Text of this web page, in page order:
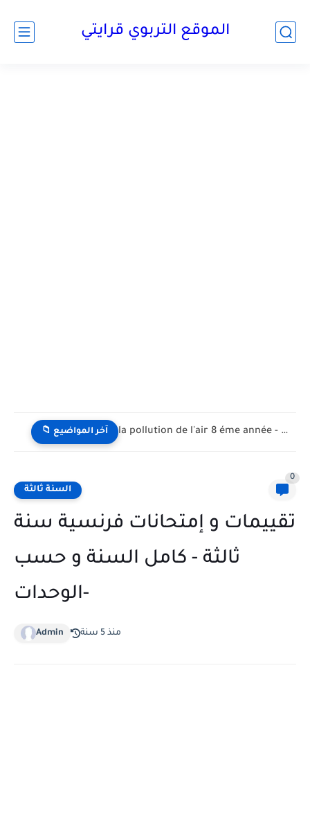
الموقع التربوي قرايتي
📁 آخر المواضيع la pollution de l'air 8 éme année - تلوث الهواء...
السنة ثالثة
0
تقييمات و إمتحانات فرنسية سنة
ثالثة - كامل السنة و حسب
الوحدات-
Admin منذ 5 سنة